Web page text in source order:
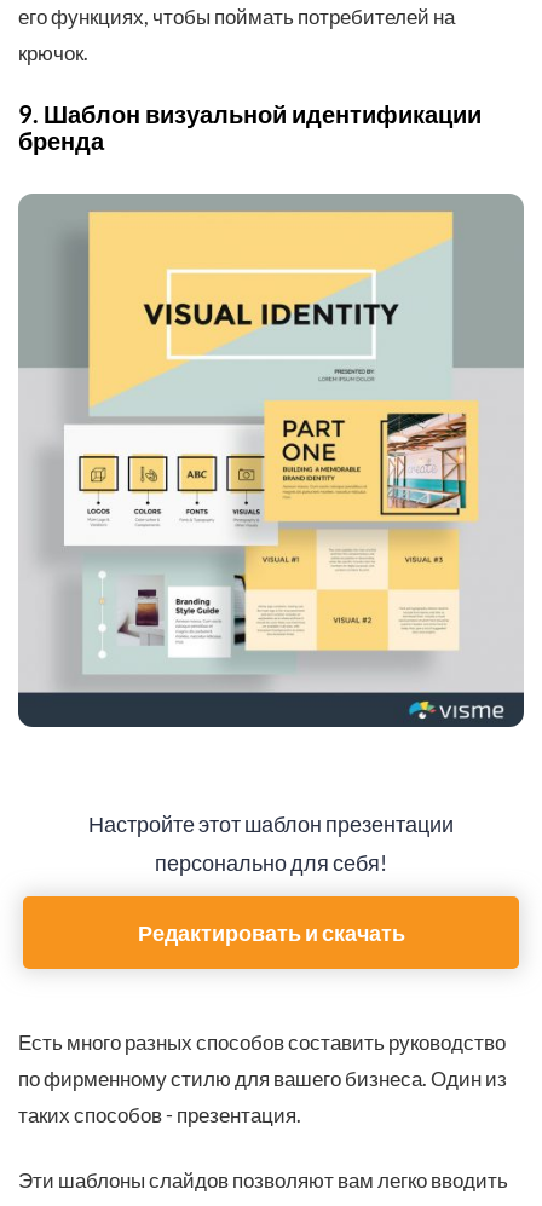
его функциях, чтобы поймать потребителей на
крючок.
9. Шаблон визуальной идентификации
бренда
Настройте этот шаблон презентации
персонально для себя!
Редактировать и скачать
Есть много разных способов составить руководство
по фирменному стилю для вашего бизнеса. Один из
таких способов - презентация.
Эти шаблоны слайдов позволяют вам легко вводить